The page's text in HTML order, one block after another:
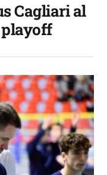
Cagliari al
playoff